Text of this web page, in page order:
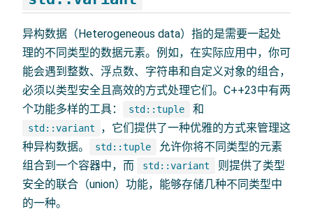
异构数据（Heterogeneous data）指的是需要一起处
理的不同类型的数据元素。例如，在实际应用中，你可
能会遇到整数、浮点数、字符串和自定义对象的组合，
必须以类型安全且高效的方式处理它们。C++23中有两
个功能多样的工具：
std::tuple 和
std::variant
，它们提供了一种优雅的方式来管理这
种异构数据。
std::tuple
允许你将不同类型的元素
组合到一个容器中，而
std::variant
则提供了类型
安全的联合（union）功能，能够存储几种不同类型中
的一种。